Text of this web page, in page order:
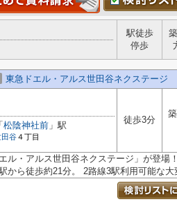
駅徒歩
停歩
東急ドエル・アルス世田谷ネクステージ
「 松陰神社前 」駅
田谷４丁目
徒歩3分
ル・アルス世田谷ネクステージ」が登場
から徒歩約21分。 2路線3駅利用可能な大